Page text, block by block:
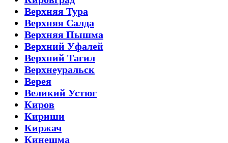
Верхняя Тура
Верхняя Салда
Верхняя Пышма
Верхний Уфалей
Верхний Тагил
Верхнеуральск
Верея
Великий Устюг
Киров
Кириши
Киржач
Кинешма